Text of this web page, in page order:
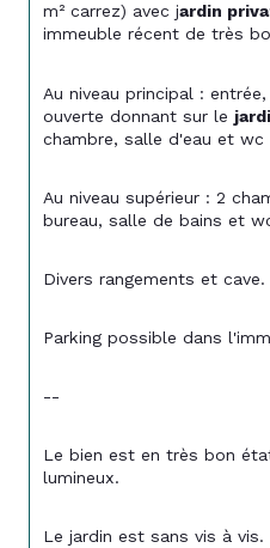
m² carrez) avec jardin
immeuble récent de très
Au niveau principal :
ouverte donnant sur le
chambre, salle d'eau et wc
Au niveau supérieur : 2
bureau, salle de bains et
Divers rangements et cave.
Parking possible dans
--
Le bien est en très bon
lumineux.
Le jardin est sans vis à vis.